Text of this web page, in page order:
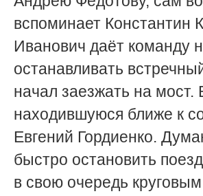
вспоминает Константин
Иванович даёт команду
останавливать
начал заезжать на
находившуюся ближе к
Евгений Гордиенко.
быстро остановить
в свою очередь